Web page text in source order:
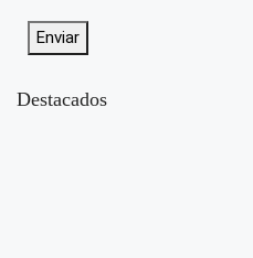
Enviar
Destacados